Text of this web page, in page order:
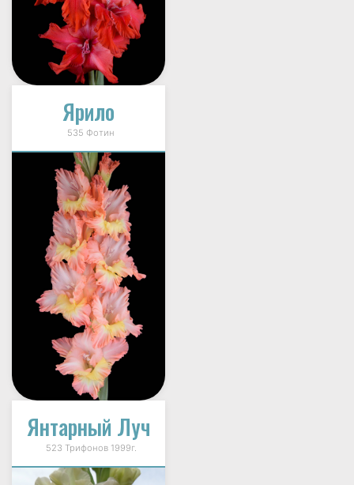
Ярило
535 Фотин
Янтарный Луч
523 Трифонов 1999г.